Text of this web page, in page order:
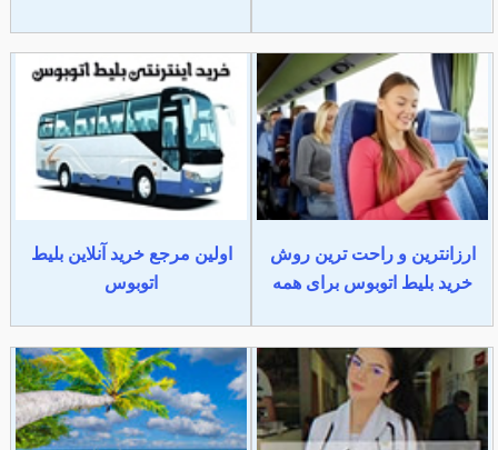
ارزانترین و راحت ترین روش
خرید بلیط اتوبوس برای همه
اولین مرجع خرید آنلاین بلیط
اتوبوس